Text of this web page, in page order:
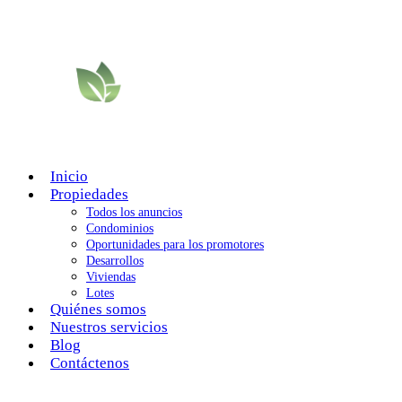
Inicio
Propiedades
Todos los anuncios
Condominios
Oportunidades para los promotores
Desarrollos
Viviendas
Lotes
Quiénes somos
Nuestros servicios
Blog
Contáctenos